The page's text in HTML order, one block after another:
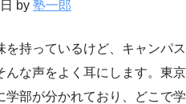
by 塾一郎
を持っているけど、キャンパス
な声をよく耳にします。東京
部が分かれており、どこで学